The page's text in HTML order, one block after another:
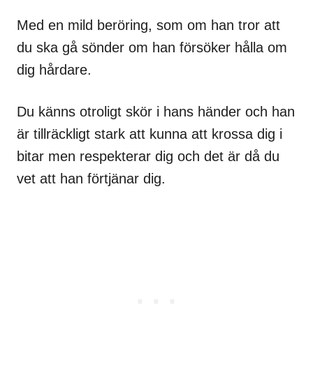
Med en mild beröring, som om han tror att
du ska gå sönder om han försöker hålla om
dig hårdare.
Du känns otroligt skör i hans händer och han
är tillräckligt stark att kunna att krossa dig i
bitar men respekterar dig och det är då du
vet att han förtjänar dig.